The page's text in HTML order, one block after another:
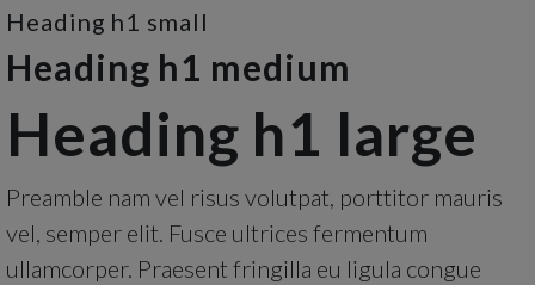
Heading h1 small
Heading h1 medium
Heading h1 large
Preamble nam vel risus volutpat, porttitor mauris
vel, semper elit. Fusce ultrices fermentum
ullamcorper. Praesent fringilla eu ligula congue